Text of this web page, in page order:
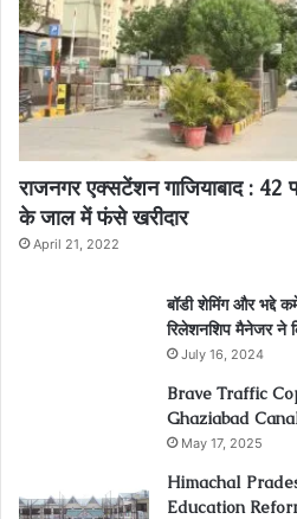
राजनगर एक्सटेंशन गाजियाबाद : 42
के जाल में फंसे खरीदार
April 21, 2022
बॉडी शेमिंग और भद्दे
रिलेशनशिप मैनेजर ने
July 16, 2024
Brave Traffic
Ghaziabad
May 17, 2025
Himachal
Education